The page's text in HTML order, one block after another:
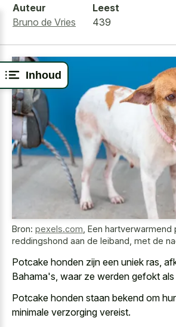
Inhoud
Auteur
Bruno de Vries
Leest
439
Bron: pexels.com Een hartverwarmend
reddingshond aan de leiband, met de
Potcake honden zijn een uniek ras,
Bahama's, waar ze werden gefokt
Potcake honden staan bekend om
minimale verzorging vereist.